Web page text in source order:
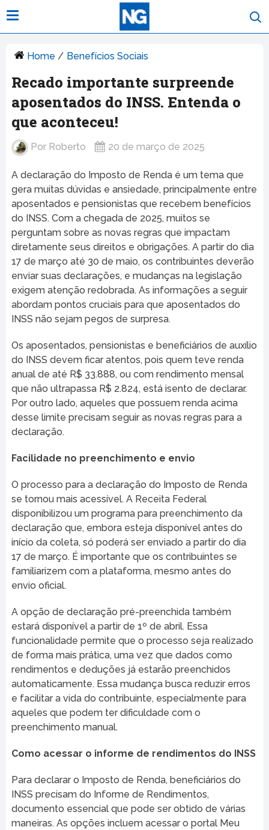
Home / Benefícios Sociais
Recado importante surpreende
aposentados do INSS. Entenda o
que aconteceu!
Por Roberto 20 de março de 2025
A declaração do Imposto de Renda é um tema que
gera muitas dúvidas e ansiedade, principalmente entre
aposentados e pensionistas que recebem benefícios
do INSS. Com a chegada de 2025, muitos se
perguntam sobre as novas regras que impactam
diretamente seus direitos e obrigações. A partir do dia
17 de março até 30 de maio, os contribuintes deverão
enviar suas declarações, e mudanças na legislação
exigem atenção redobrada. As informações a seguir
abordam pontos cruciais para que aposentados do
INSS não sejam pegos de surpresa.
Os aposentados, pensionistas e beneficiários de auxílio
do INSS devem ficar atentos, pois quem teve renda
anual de até R$ 33.888, ou com rendimento mensal
que não ultrapassa R$ 2.824, está isento de declarar.
Por outro lado, aqueles que possuem renda acima
desse limite precisam seguir as novas regras para a
declaração.
Facilidade no preenchimento e envio
O processo para a declaração do Imposto de Renda
se tornou mais acessível. A Receita Federal
disponibilizou um programa para preenchimento da
declaração que, embora esteja disponível antes do
início da coleta, só poderá ser enviado a partir do dia
17 de março. É importante que os contribuintes se
familiarizem com a plataforma, mesmo antes do
envio oficial.
A opção de declaração pré-preenchida também
estará disponível a partir de 1º de abril. Essa
funcionalidade permite que o processo seja realizado
de forma mais prática, uma vez que dados como
rendimentos e deduções já estarão preenchidos
automaticamente. Essa mudança busca reduzir erros
e facilitar a vida do contribuinte, especialmente para
aqueles que podem ter dificuldade com o
preenchimento manual.
Como acessar o informe de rendimentos do INSS
Para declarar o Imposto de Renda, beneficiários do
INSS precisam do Informe de Rendimentos,
documento essencial que pode ser obtido de várias
maneiras. As opções incluem acessar o portal Meu